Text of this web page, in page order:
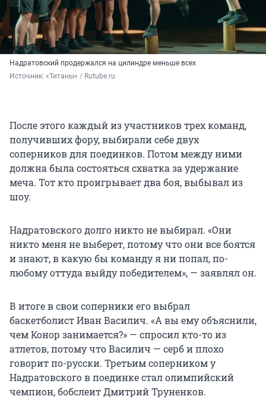
Надратовский продержался на цилиндре меньше всех
Источник: «Титаны» / Rutube.ru
После этого каждый из участников трех команд,
получивших фору, выбирали себе двух
соперников для поединков. Потом между ними
должна была состояться схватка за удержание
меча. Тот кто проигрывает два боя, выбывал из
шоу.
Надратовского долго никто не выбирал. «Они
никто меня не выберет, потому что они все боятся
и знают, в какую бы команду я ни попал, по-
любому оттуда выйду победителем», — заявлял он.
В итоге в свои соперники его выбрал
баскетболист Иван Василич. «А вы ему объяснили,
чем Конор занимается?» — спросил кто-то из
атлетов, потому что Василич — серб и плохо
говорит по-русски. Третьим соперником у
Надратовского в поединке стал олимпийский
чемпион, бобслеит Дмитрий Труненков.